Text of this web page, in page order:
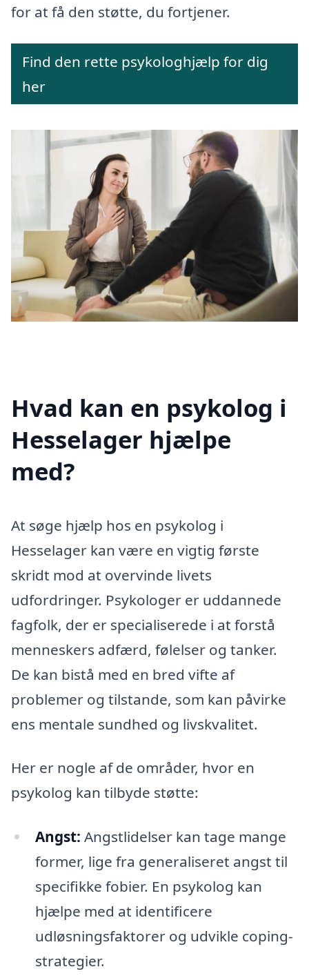
for at få den støtte, du fortjener.
Find den rette psykologhjælp for dig
her
Hvad kan en psykolog i
Hesselager hjælpe
med?
At søge hjælp hos en psykolog i
Hesselager kan være en vigtig første
skridt mod at overvinde livets
udfordringer. Psykologer er uddannede
fagfolk, der er specialiserede i at forstå
menneskers adfærd, følelser og tanker.
De kan bistå med en bred vifte af
problemer og tilstande, som kan påvirke
ens mentale sundhed og livskvalitet.
Her er nogle af de områder, hvor en
psykolog kan tilbyde støtte:
Angst: Angstlidelser kan tage mange
former, lige fra generaliseret angst til
specifikke fobier. En psykolog kan
hjælpe med at identificere
udløsningsfaktorer og udvikle coping-
strategier.